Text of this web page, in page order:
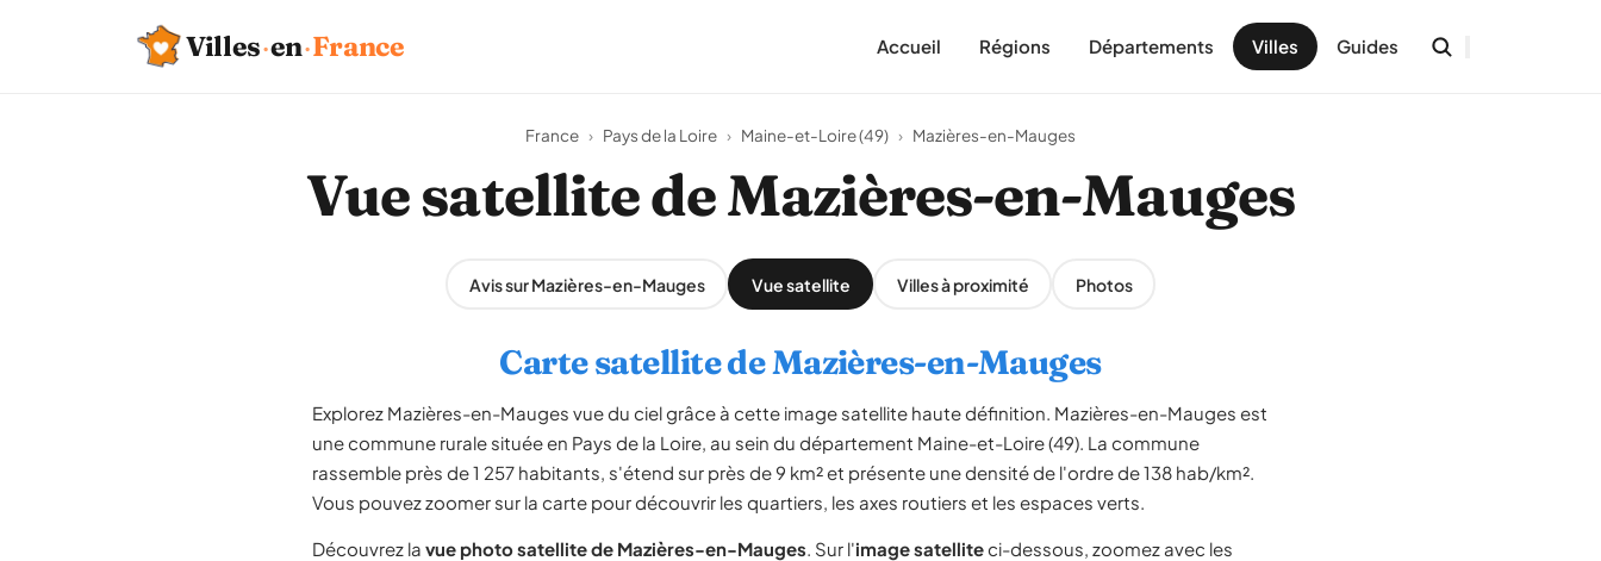
Villes·en·France Accueil Régions Départements Villes Guides
France › Pays de la Loire › Maine-et-Loire (49) › Mazières-en-Mauges
Vue satellite de Mazières-en-Mauges
Avis sur Mazières-en-Mauges Vue satellite Villes à proximité Photos
Carte satellite de Mazières-en-Mauges
Explorez Mazières-en-Mauges vue du ciel grâce à cette image satellite haute définition. Mazières-en-Mauges est
une commune rurale située en Pays de la Loire, au sein du département Maine-et-Loire (49). La commune
rassemble près de 1 257 habitants, s'étend sur près de 9 km² et présente une densité de l'ordre de 138 hab/km².
Vous pouvez zoomer sur la carte pour découvrir les quartiers, les axes routiers et les espaces verts.
Découvrez la vue photo satellite de Mazières-en-Mauges. Sur l'image satelliteci-dessous, zoomez avec les